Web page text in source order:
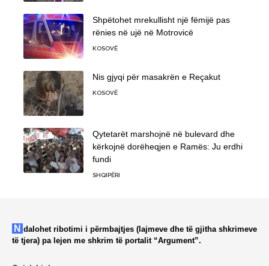
Shpëtohet mrekullisht një fëmijë pas
rënies në ujë në Motrovicë
KOSOVË
Nis gjyqi për masakrën e Reçakut
KOSOVË
Qytetarët marshojnë në bulevard dhe
kërkojnë dorëheqjen e Ramës: Ju erdhi
fundi
SHQIPËRI
Ndalohet ribotimi i përmbajtjes (lajmeve dhe të gjitha shkrimeve
të tjera) pa lejen me shkrim të portalit “Argument”.